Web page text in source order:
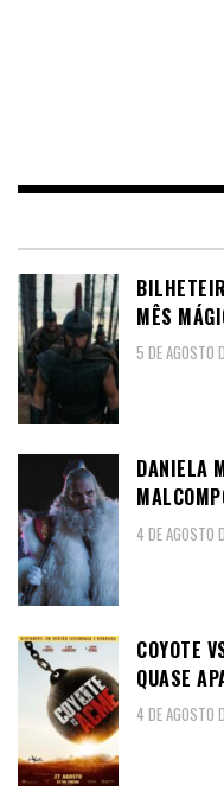
MÊS
5 DE AGOSTO
DANIELA
4 DE AGOSTO
COYOTE
QUASE
4 DE AGOSTO